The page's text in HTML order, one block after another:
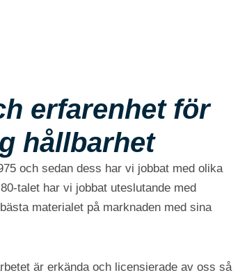
erfarenhet för
hållbarhet
och sedan dess har vi jobbat med olika
talet har vi jobbat uteslutande med
materialet på marknaden med sina
är erkända och licensierade av oss så